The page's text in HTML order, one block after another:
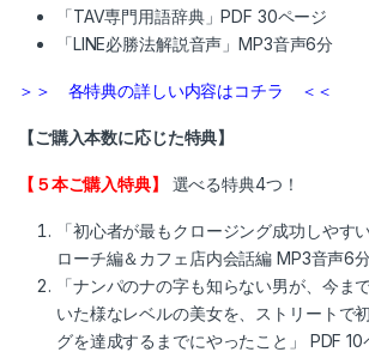
「TAV専門用語辞典」PDF 30ページ
「LINE必勝法解説音声」MP3音声6分
＞＞ 各特典の詳しい内容はコチラ ＜＜
【ご購入本数に応じた特典】
【５本ご購入特典】 選べる特典4つ！
「初心者が最もクロージング成功しやす
ローチ編＆カフェ店内会話編 MP3音声6
「ナンパのナの字も知らない男が、今ま
いた様なレベルの美女を、ストリートで
グを達成するまでにやったこと」 PDF 10